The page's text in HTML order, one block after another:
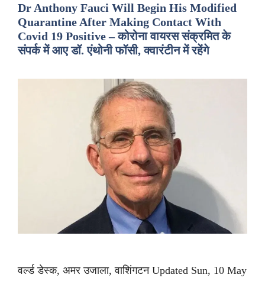
Dr Anthony Fauci Will Begin His Modified
Quarantine After Making Contact With
Covid 19 Positive – कोरोना वायरस संक्रमित के
संपर्क में आए डॉ. एंथोनी फॉसी, क्वारंटीन में रहेंगे
वर्ल्ड डेस्क, अमर उजाला, वाशिंगटन Updated Sun, 10 May